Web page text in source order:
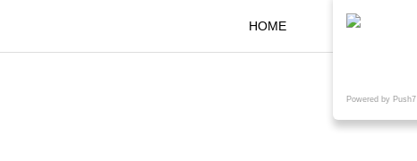
HOME KOKARAとは
Powered by Push7